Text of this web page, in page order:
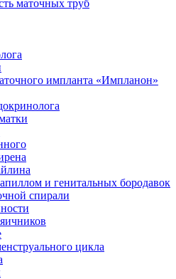
маточных труб
импланта «Импланон»
и генитальных бородавок
спирали
цикла